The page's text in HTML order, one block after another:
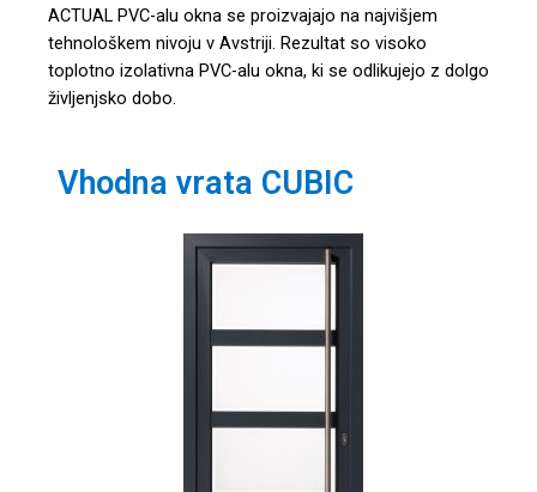
ACTUAL PVC-alu okna se proizvajajo na najvišjem
tehnološkem nivoju v Avstriji. Rezultat so visoko
toplotno izolativna PVC-alu okna, ki se odlikujejo z dolgo
življenjsko dobo.
Vhodna vrata CUBIC